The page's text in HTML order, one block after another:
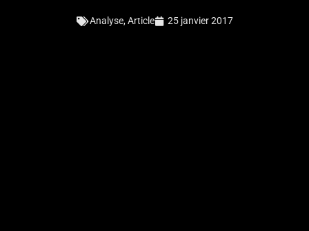
Analyse,Article 25 janvier 2017